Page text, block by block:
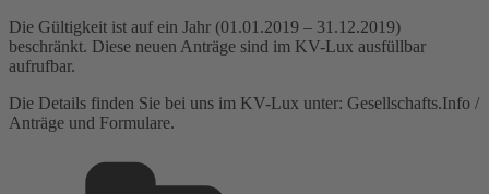
Die Gültigkeit ist auf ein Jahr (01.01.2019 – 31.12.2019)
beschränkt. Diese neuen Anträge sind im KV-Lux ausfüllbar
aufrufbar.
Die Details finden Sie bei uns im KV-Lux unter: Gesellschafts.Info /
Anträge und Formulare.